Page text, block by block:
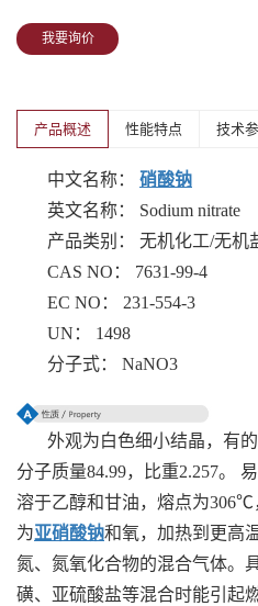
我要询价
产品概述 性能特点 技术
中文名称： 硝酸钠
英文名称： Sodium nitrate
产品类别： 无机化工/无机
CAS NO： 7631-99-4
EC NO： 231-554-3
UN： 1498
分子式： NaNO3
外观为白色细小结晶，有
分子质量84.99，比重2.257。
溶于乙醇和甘油，熔点为
为亚硝酸钠和氧，加热到更高
氮、氮氧化合物的混合气体。
磺、亚硫酸盐等混合时能引起